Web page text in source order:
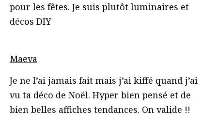
pour les fêtes. Je suis plutôt luminaires et
décos DIY
Maeva
Je ne l’ai jamais fait mais j’ai kiffé quand j’ai
vu ta déco de Noël. Hyper bien pensé et de
bien belles affiches tendances. On valide !!